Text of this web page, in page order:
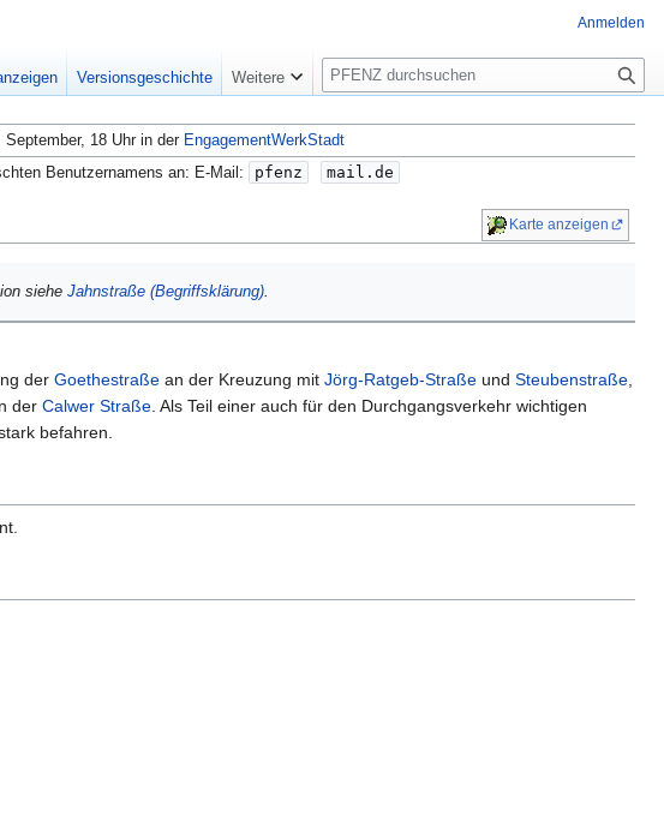
18 Uhr in der EngagementWerkStadt
Benutzernamens an: E-Mail:
pfenz mail.de
Karte anzeigen
siehe Jahnstraße (Begriffsklärung)
der Goethestraße an der Kreuzung mit Jörg-Ratgeb-Straße und Steubenstraße,
der Calwer Straße. Als Teil einer auch für den Durchgangsverkehr wichtigen
befahren.
Anmelden
Versionsgeschichte Weitere
S
u
c
h
e